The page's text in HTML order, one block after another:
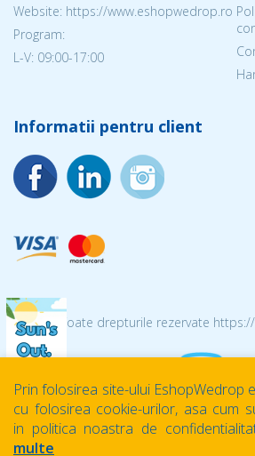
Website: https://www.eshopwedrop.ro
Program:
L-V: 09:00-17:00
Informatii pentru client
© 2026 Toate drepturile rezervate
Prin folosirea site-ului EshopWedrop
cu folosirea cookie-urilor, asa cum
in politica noastra de
multe